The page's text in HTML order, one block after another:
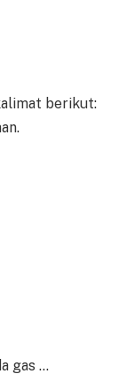
berikut:
gas …